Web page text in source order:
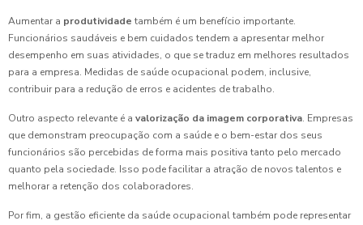
Aumentar a produtividade também é um benefício importante.
Funcionários saudáveis e bem cuidados tendem a apresentar melhor
desempenho em suas atividades, o que se traduz em melhores resultados
para a empresa. Medidas de saúde ocupacional podem, inclusive,
contribuir para a redução de erros e acidentes de trabalho.
Outro aspecto relevante é a valorização da imagem corporativa. Empresas
que demonstram preocupação com a saúde e o bem-estar dos seus
funcionários são percebidas de forma mais positiva tanto pelo mercado
quanto pela sociedade. Isso pode facilitar a atração de novos talentos e
melhorar a retenção dos colaboradores.
Por fim, a gestão eficiente da saúde ocupacional também pode representar